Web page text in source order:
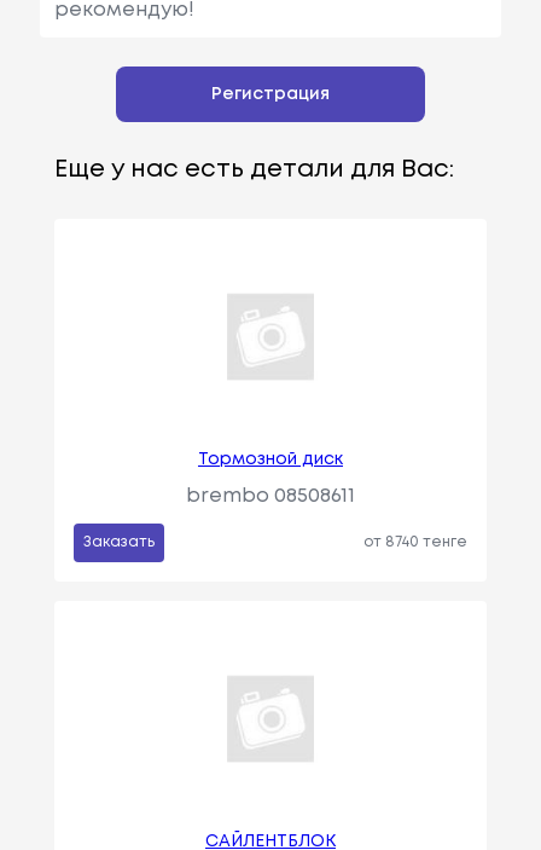
рекомендую!
Регистрация
Еще у нас есть детали для Вас:
Тормозной диск
brembo 08508611
Заказать от 8740 тенге
САЙЛЕНТБЛОК